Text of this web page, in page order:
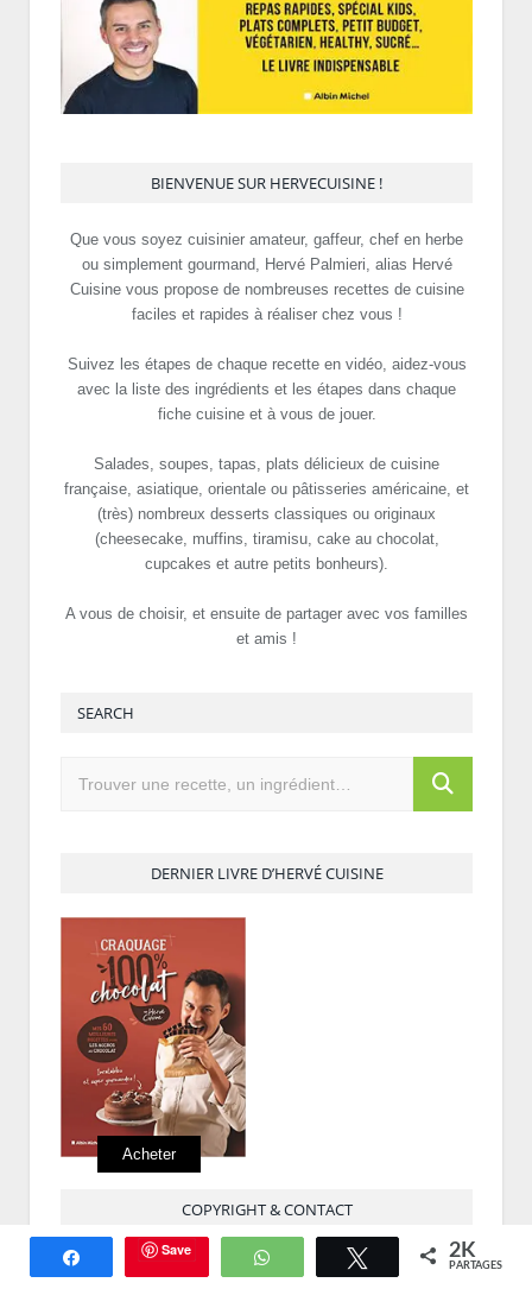
BIENVENUE SUR HERVECUISINE !
Que vous soyez cuisinier amateur, gaffeur, chef en herbe
ou simplement gourmand, Hervé Palmieri, alias Hervé
Cuisine vous propose de nombreuses recettes de cuisine
faciles et rapides à réaliser chez vous !
Suivez les étapes de chaque recette en vidéo, aidez-vous
avec la liste des ingrédients et les étapes dans chaque
fiche cuisine et à vous de jouer.
Salades, soupes, tapas, plats délicieux de cuisine
française, asiatique, orientale ou pâtisseries américaine, et
(très) nombreux desserts classiques ou originaux
(cheesecake, muffins, tiramisu, cake au chocolat,
cupcakes et autre petits bonheurs).
A vous de choisir, et ensuite de partager avec vos familles
et amis !
SEARCH
DERNIER LIVRE D’HERVÉ CUISINE
Acheter
COPYRIGHT & CONTACT
Herve Cuisine est une marque déposée, toute utilisation du
Partagez Save WhatsApp Tweetez 2K
PARTAGES